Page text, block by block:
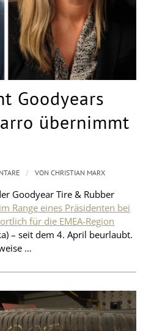
Goodyears
übernimmt
Goodyear Tire & Rubber
Range eines Präsidenten bei
für die EMEA-Region
– seit dem 4. April beurlaubt.
…
/ VONCHRISTIAN MARX